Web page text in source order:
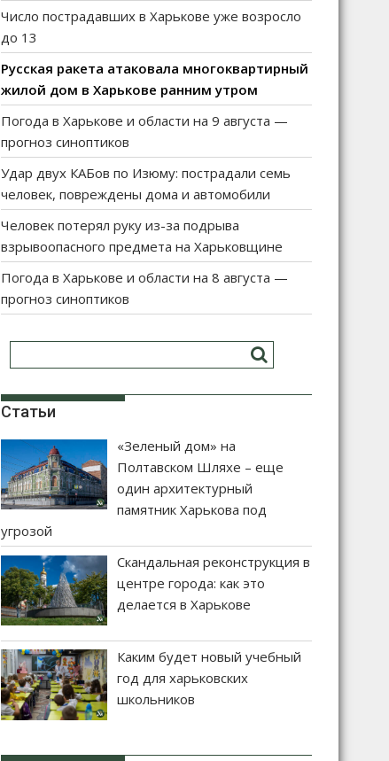
Число пострадавших в Харькове уже возросло
до 13
Русская ракета атаковала многоквартирный
жилой дом в Харькове ранним утром
Погода в Харькове и области на 9 августа —
прогноз синоптиков
Удар двух КАБов по Изюму: пострадали семь
человек, повреждены дома и автомобили
Человек потерял руку из-за подрыва
взрывоопасного предмета на Харьковщине
Погода в Харькове и области на 8 августа —
прогноз синоптиков
Статьи
«Зеленый дом» на
Полтавском Шляхе – еще
один архитектурный
памятник Харькова под
угрозой
Скандальная реконструкция в
центре города: как это
делается в Харькове
Каким будет новый учебный
год для харьковских
школьников